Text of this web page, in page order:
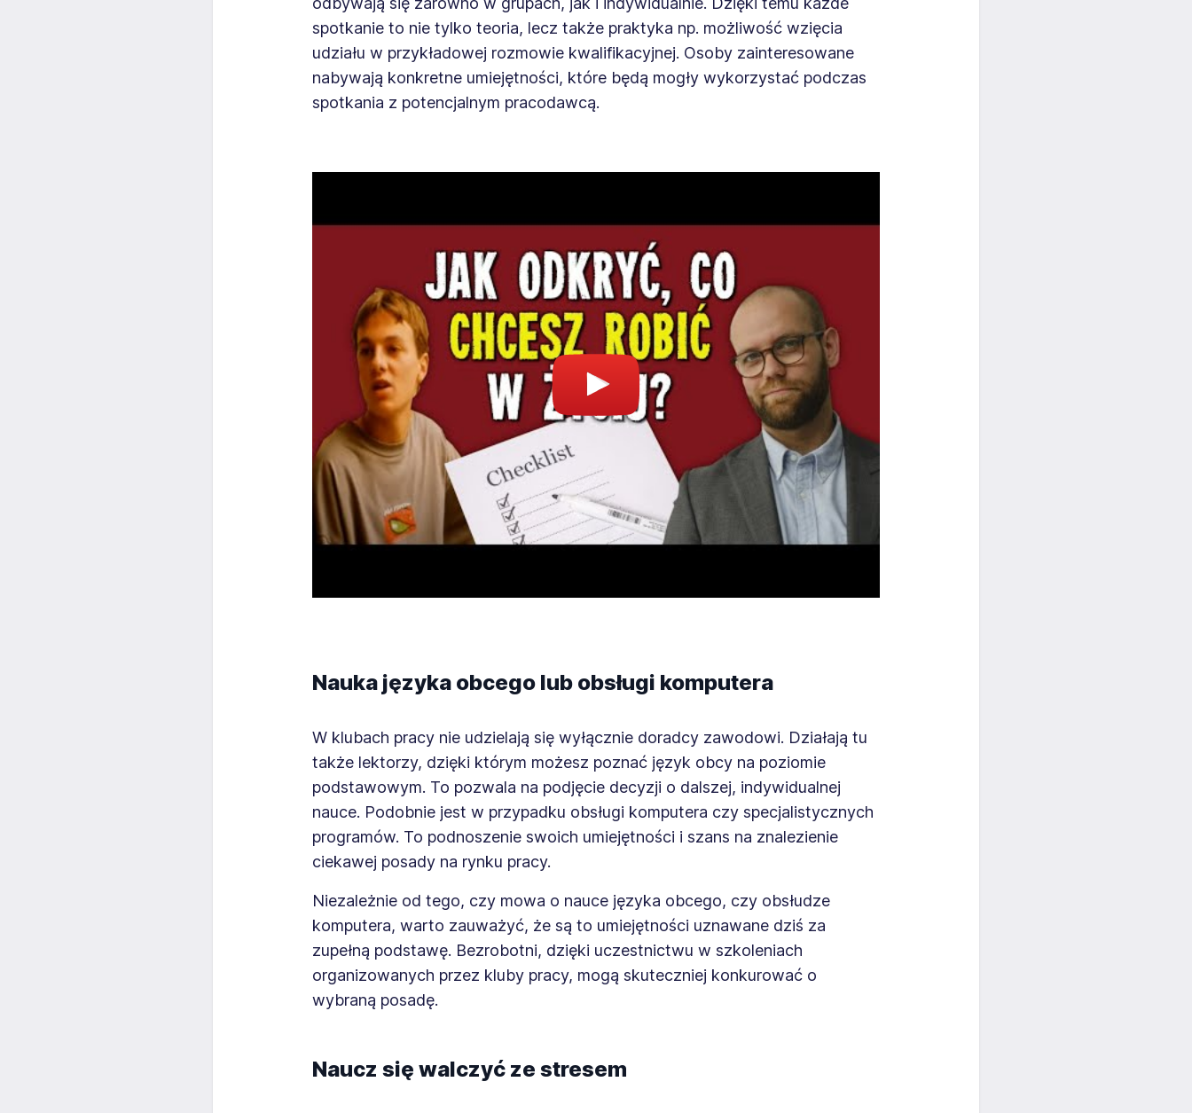
spotkanie to nie tylko teoria, lecz także praktyka np. możliwość wzięcia
udziału w przykładowej rozmowie kwalifikacyjnej. Osoby zainteresowane
nabywają konkretne umiejętności, które będą mogły wykorzystać podczas
spotkania z potencjalnym pracodawcą.
Nauka języka obcego lub obsługi komputera
W klubach pracy nie udzielają się wyłącznie doradcy zawodowi. Działają tu
także lektorzy, dzięki którym możesz poznać język obcy na poziomie
podstawowym. To pozwala na podjęcie decyzji o dalszej, indywidualnej
nauce. Podobnie jest w przypadku obsługi komputera czy specjalistycznych
programów. To podnoszenie swoich umiejętności i szans na znalezienie
ciekawej posady na rynku pracy.
Niezależnie od tego, czy mowa o nauce języka obcego, czy obsłudze
komputera, warto zauważyć, że są to umiejętności uznawane dziś za
zupełną podstawę. Bezrobotni, dzięki uczestnictwu w szkoleniach
organizowanych przez kluby pracy, mogą skuteczniej konkurować o
wybraną posadę.
Naucz się walczyć ze stresem